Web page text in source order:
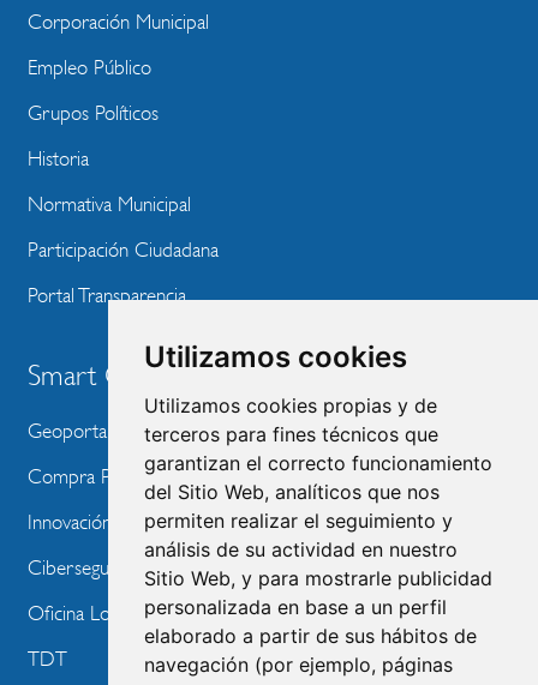
Utilizamos cookies
Utilizamos cookies propias y de
terceros para fines técnicos que
garantizan el correcto funcionamiento
del Sitio Web, analíticos que nos
permiten realizar el seguimiento y
análisis de su actividad en nuestro
Sitio Web, y para mostrarle publicidad
personalizada en base a un perfil
elaborado a partir de sus hábitos de
navegación (por ejemplo, páginas
Corporación Municipal
Empleo Público
Grupos Políticos
Historia
Normativa Municipal
Participación Ciudadana
Portal Transparencia
Smart City
Geoportal
Compra Pública de Innovación
Innovación Tecnológica
Ciberseguridad
Oficina Local de Ayudas Públicas
TDT